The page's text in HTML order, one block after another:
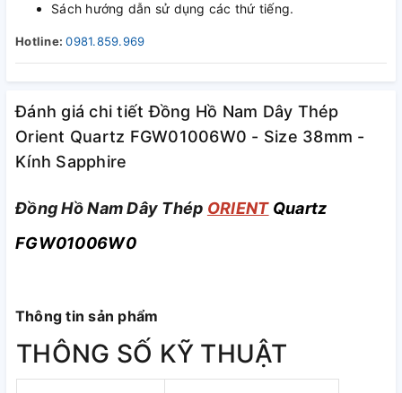
Sách hướng dẫn sử dụng các thứ tiếng.
Hotline:0981.859.969
Đánh giá chi tiết Đồng Hồ Nam Dây Thép
Orient Quartz FGW01006W0 - Size 38mm -
Kính Sapphire
Đồng Hồ Nam Dây Thép ORIENTQuartz
FGW01006W0
Thông tin sản phẩm
THÔNG SỐ KỸ THUẬT